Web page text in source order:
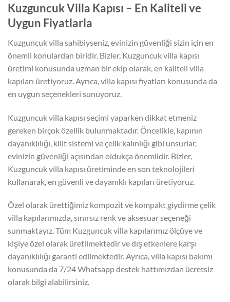
Kuzguncuk Villa Kapısı – En Kaliteli ve
Uygun Fiyatlarla
Kuzguncuk villa sahibiyseniz, evinizin güvenliği sizin için en
önemli konulardan biridir. Bizler, Kuzguncuk villa kapısı
üretimi konusunda uzman bir ekip olarak, en kaliteli villa
kapıları üretiyoruz. Ayrıca, villa kapısı fiyatları konusunda da
en uygun seçenekleri sunuyoruz.
Kuzguncuk villa kapısı seçimi yaparken dikkat etmeniz
gereken birçok özellik bulunmaktadır. Öncelikle, kapının
dayanıklılığı, kilit sistemi ve çelik kalınlığı gibi unsurlar,
evinizin güvenliği açısından oldukça önemlidir. Bizler,
Kuzguncuk villa kapısı üretiminde en son teknolojileri
kullanarak, en güvenli ve dayanıklı kapıları üretiyoruz.
Özel olarak ürettiğimiz kompozit ve kompakt giydirme çelik
villa kapılarımızda, sınırsız renk ve aksesuar seçeneği
sunmaktayız. Tüm Kuzguncuk villa kapılarımız ölçüye ve
kişiye özel olarak üretilmektedir ve dış etkenlere karşı
dayanıklılığı garanti edilmektedir. Ayrıca, villa kapısı bakımı
konusunda da 7/24 Whatsapp destek hattımızdan ücretsiz
olarak bilgi alabilirsiniz.